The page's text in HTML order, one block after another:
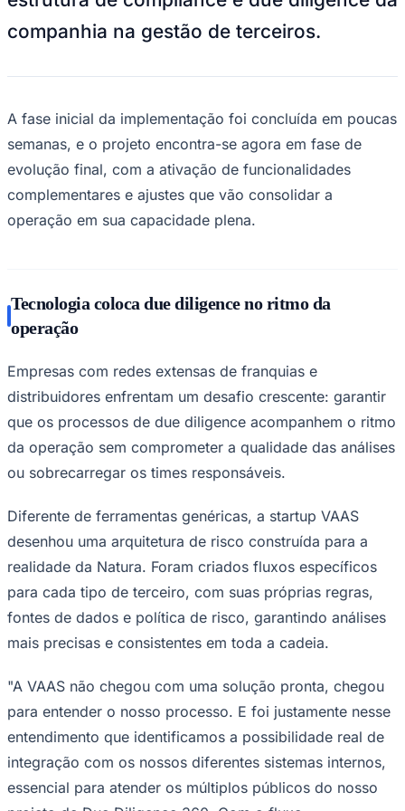
NBA
Fórmula 1
Atletismo
NBB
Brasileirão Série A
Brasileirão Série B
Sul-Americana
Copa América
Champions League
Bundesliga
Mundial 2026
Times - Ir direto
companhia na gestão de terceiros.
A fase inicial da implementação foi concluída em poucas
semanas, e o projeto encontra-se agora em fase de
evolução final, com a ativação de funcionalidades
complementares e ajustes que vão consolidar a
operação em sua capacidade plena.
Tecnologia coloca due diligence no ritmo da
operação
Empresas com redes extensas de franquias e
distribuidores enfrentam um desafio crescente: garantir
que os processos de due diligence acompanhem o ritmo
da operação sem comprometer a qualidade das análises
ou sobrecarregar os times responsáveis.
Diferente de ferramentas genéricas, a startup VAAS
desenhou uma arquitetura de risco construída para a
realidade da Natura. Foram criados fluxos específicos
para cada tipo de terceiro, com suas próprias regras,
fontes de dados e política de risco, garantindo análises
mais precisas e consistentes em toda a cadeia.
"A VAAS não chegou com uma solução pronta, chegou
para entender o nosso processo. E foi justamente nesse
entendimento que identificamos a possibilidade real de
integração com os nossos diferentes sistemas internos,
essencial para atender os múltiplos públicos do nosso